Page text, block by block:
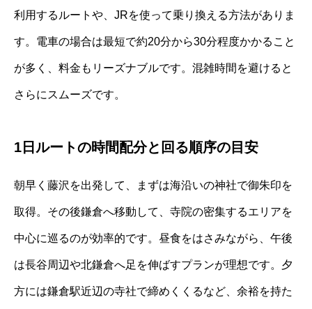
利用するルートや、JRを使って乗り換える方法がありま
す。電車の場合は最短で約20分から30分程度かかること
が多く、料金もリーズナブルです。混雑時間を避けると
さらにスムーズです。
1日ルートの時間配分と回る順序の目安
朝早く藤沢を出発して、まずは海沿いの神社で御朱印を
取得。その後鎌倉へ移動して、寺院の密集するエリアを
中心に巡るのが効率的です。昼食をはさみながら、午後
は長谷周辺や北鎌倉へ足を伸ばすプランが理想です。夕
方には鎌倉駅近辺の寺社で締めくくるなど、余裕を持た